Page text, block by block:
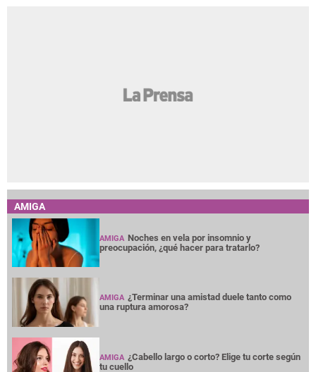
AMIGA
AMIGA Noches en vela por insomnio y
preocupación, ¿qué hacer para tratarlo?
AMIGA ¿Terminar una amistad duele tanto como
una ruptura amorosa?
AMIGA ¿Cabello largo o corto? Elige tu corte según
tu cuello